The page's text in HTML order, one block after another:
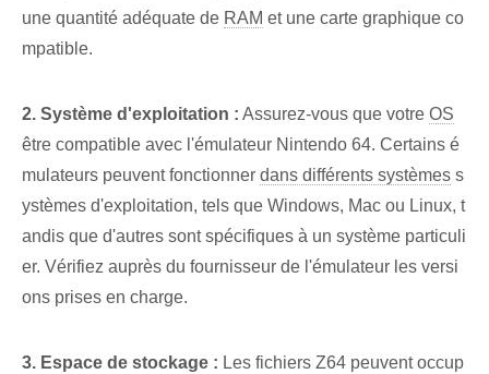
une quantité adéquate de RAM et une carte graphique co
mpatible.
2. Système d'exploitation⁢ : Assurez-vous que votre OS
être compatible avec l'émulateur⁢ Nintendo 64. Certains⁢ é
mulateurs peuvent fonctionner dans différents systèmes s
ystèmes d'exploitation, tels que Windows, Mac ou Linux, t
andis que d'autres sont spécifiques à un système particuli
er. Vérifiez auprès du fournisseur de l'émulateur les versi
ons prises en charge.
3. Espace de stockage : Les fichiers ⁤Z64 peuvent occup